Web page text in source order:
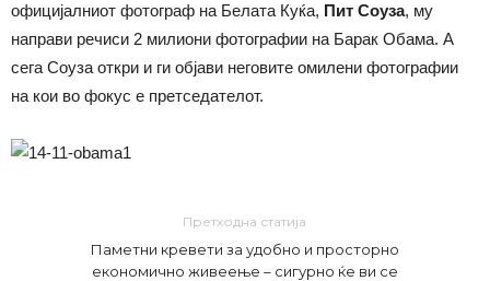
официјалниот фотограф на Белата Куќа, Пит Соуза, му
направи речиси 2 милиони фотографии на Барак Обама. А
сега Соуза откри и ги објави неговите омилени фотографии
на кои во фокус е претседателот.
Претходна статија
Паметни кревети за удобно и просторно
економично живеење – сигурно ќе ви се